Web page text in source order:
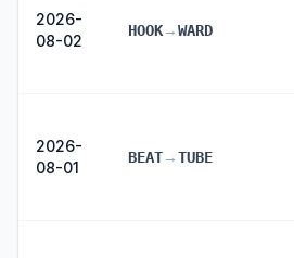
2026-
08-02
HOOK→WARD
2026-
08-01
BEAT→TUBE